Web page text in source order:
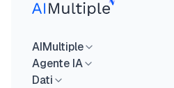
AIMultiple
Agente IA
Dati